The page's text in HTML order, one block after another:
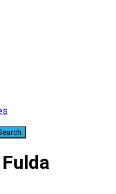
Fulda